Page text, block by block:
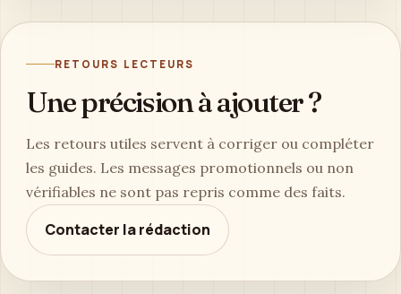
RETOURS LECTEURS
Une précision à ajouter ?
Les retours utiles servent à corriger ou compléter
les guides. Les messages promotionnels ou non
vérifiables ne sont pas repris comme des faits.
Contacter la rédaction